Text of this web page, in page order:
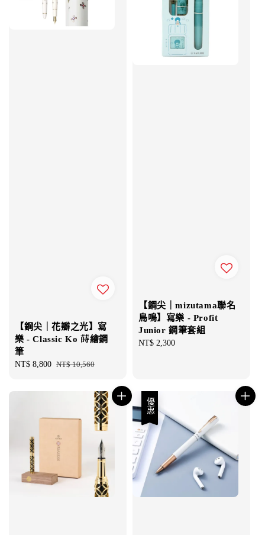
【鋼尖｜花瓣之光】寫
樂 - Classic Ko 蒔繪鋼
筆
Sale
NT$ 8,800 Regular
NT$ 10,560
【鋼尖｜mizutama聯名
鳥鳴】寫樂 - Profit
Junior 鋼筆套組
Regular
NT$ 2,300
優惠